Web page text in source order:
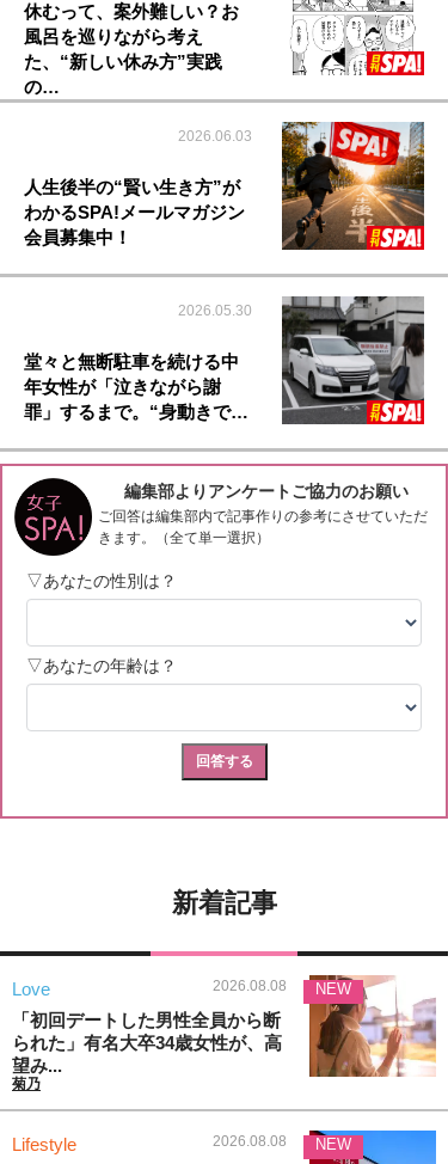
休むって、案外難しい？お
風呂を巡りながら考え
た、“新しい休み方”実践
の…
2026.06.03
人生後半の“賢い生き方”が
わかるSPA!メールマガジン
会員募集中！
2026.05.30
堂々と無断駐車を続ける中
年女性が「泣きながら謝
罪」するまで。“身動きで…
新着記事
Love 2026.08.08
「初回デートした男性全員から断
られた」有名大卒34歳女性が、高
望み...
菊乃
NEW
Lifestyle 2026.08.08 NEW